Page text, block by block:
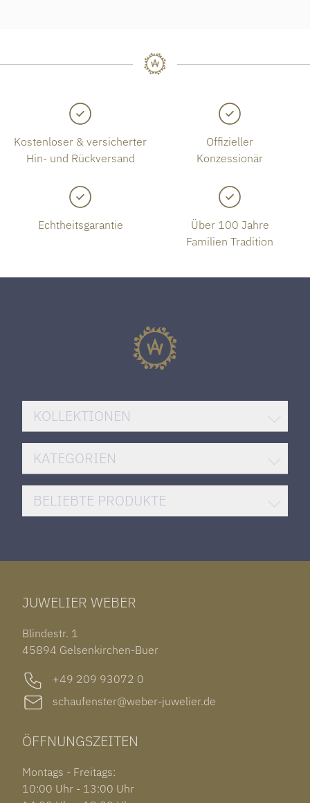
Kostenloser & versicherter
Hin- und Rückversand
Offizieller
Konzessionär
Echtheitsgarantie
Über 100 Jahre
Familien Tradition
KOLLEKTIONEN
BREITLING SUPEROCEAN
ROLEX DATEJUST
HUBLOT BIG BANG
SANTOS DE CARTIER
IWC PORTUGIESER
KATEGORIEN
DAMENUHREN
HERRENUHREN
ARMSCHMUCK
OHRSCHMUCK
OUT OF COLLECTION
BELIEBTE PRODUKTE
TAG HEUER CARRERA
ROLEX SUBMARINER DATE
GARMIN VENU 3S
JUWELIER WEBER
Blindestr. 1
45894 Gelsenkirchen-Buer
+49 209 93072 0
schaufenster@weber-juwelier.de
ÖFFNUNGSZEITEN
Montags - Freitags:
10:00 Uhr - 13:00 Uhr